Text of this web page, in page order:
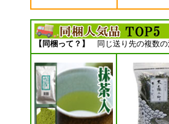
【同梱って？】 同じ送り先の複数の